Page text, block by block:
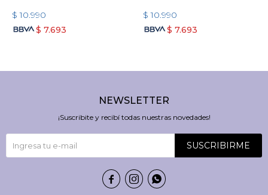
$ 10.990
$ 7.693
$ 10.990
$ 7.693
NEWSLETTER
¡Suscribite y recibí todas nuestras novedades!
SUSCRIBIRME
  